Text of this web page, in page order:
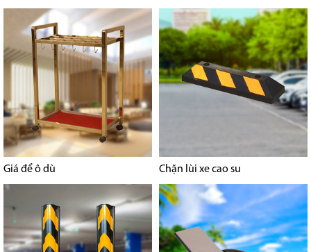
Giá để ô dù Chặn lùi xe cao su